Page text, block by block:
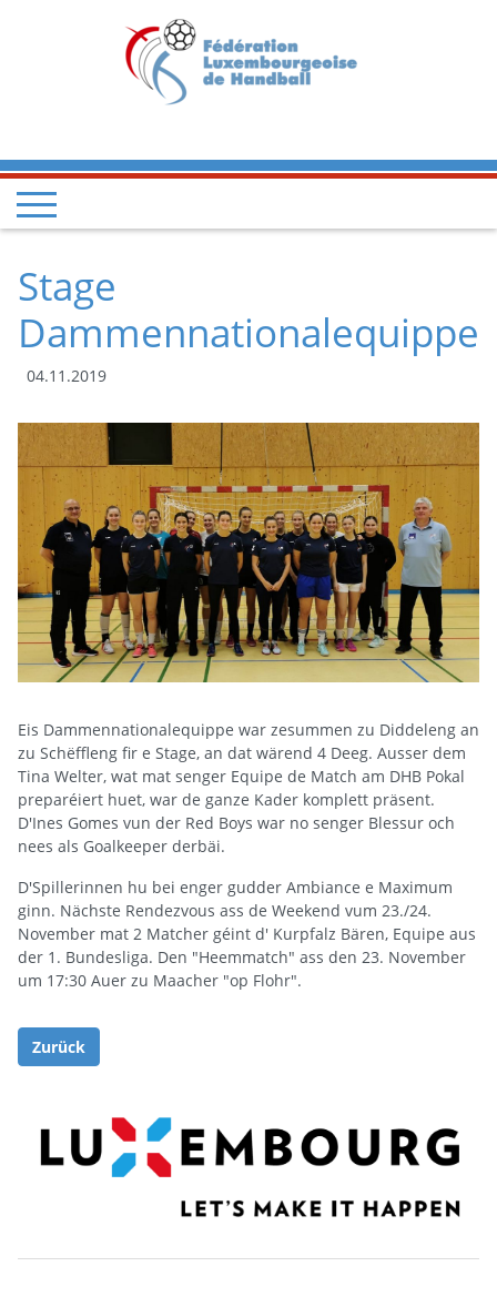
Stage
Dammennationalequippe
04.11.2019
Eis Dammennationalequippe war zesummen zu Diddeleng an
zu Schëffleng fir e Stage, an dat wärend 4 Deeg. Ausser dem
Tina Welter, wat mat senger Equipe de Match am DHB Pokal
preparéiert huet, war de ganze Kader komplett präsent.
D'Ines Gomes vun der Red Boys war no senger Blessur och
nees als Goalkeeper derbäi.
D'Spillerinnen hu bei enger gudder Ambiance e Maximum
ginn. Nächste Rendezvous ass de Weekend vum 23./24.
November mat 2 Matcher géint d' Kurpfalz Bären, Equipe aus
der 1. Bundesliga. Den "Heemmatch" ass den 23. November
um 17:30 Auer zu Maacher "op Flohr".
Zurück